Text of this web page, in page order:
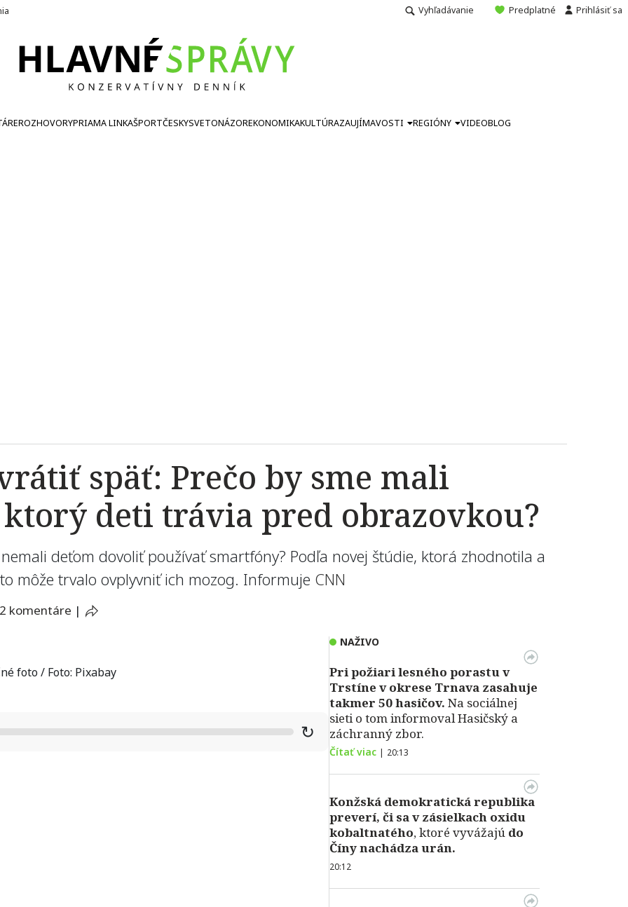
Vyhľadávanie Predplatné Prihlásiť sa
ROZHOVORYPRIAMA LINKAŠPORTČESKYSVETONÁZOREKONOMIKAKULTÚRAZAUJÍMAVOSTI REGIÓNY VIDEOBLOG
späť: Prečo by sme mali
deti trávia pred obrazovkou?
deťom dovoliť používať smartfóny? Podľa novej štúdie, ktorá zhodnotila a
môže trvalo ovplyvniť ich mozog. Informuje CNN
2 komentáre |
foto / Foto: Pixabay
↻
NAŽIVO
Pri požiari lesného porastu v
Trstíne v okrese Trnava zasahuje
takmer 50 hasičov. Na sociálnej
sieti o tom informoval Hasičský a
záchranný zbor.
Čítať viac | 20:13
Konžská demokratická republika
preverí, či sa v zásielkach oxidu
kobaltnatého, ktoré vyvážajú do
Číny nachádza urán.
20:12